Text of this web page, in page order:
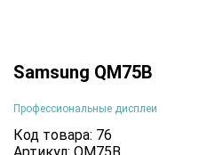
Samsung QM75B
Профессиональные дисплеи
Код товара: 76